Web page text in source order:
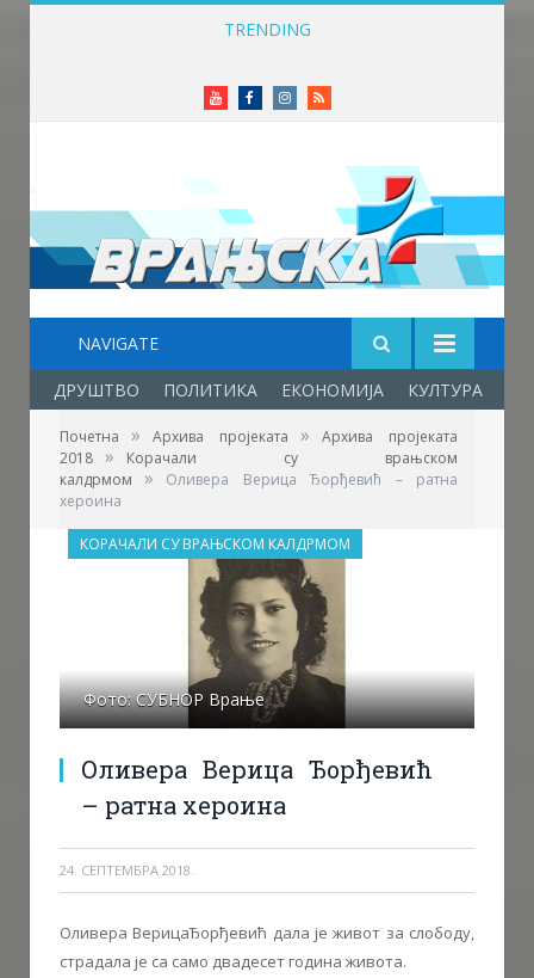
TRENDING
YoutubeFacebookInstagram
RSS
NAVIGATE
ДРУШТВО ПОЛИТИКА ЕКОНОМИЈА КУЛТУРА
Почетна » Архива пројеката »
Архива пројеката
2018 »
Корачали су врањском
калдрмом
»
Оливера Верица Ђорђевић – ратна
хероина
Фото: СУБНОР Врање
Оливера Верица Ђорђевић
– ратна хероина
24. СЕПТЕМБРА 2018.
КОРАЧАЛИ СУ ВРАЊСКОМ КАЛДРМОМ
Оливера ВерицаЂорђевић дала је живот за слободу,
страдала је са само двадесет година живота.